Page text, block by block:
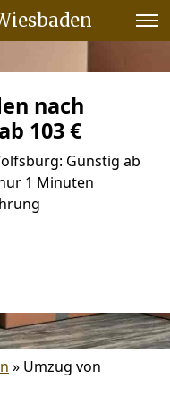
nach
103 €
Günstig ab
1 Minuten
» Umzug von